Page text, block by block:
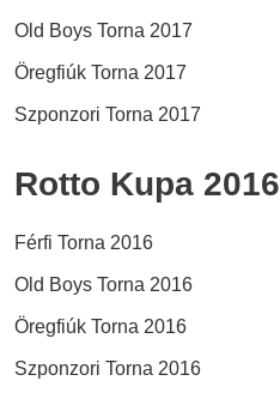
Old Boys Torna 2017
Öregfiúk Torna 2017
Szponzori Torna 2017
Rotto Kupa 2016
Férfi Torna 2016
Old Boys Torna 2016
Öregfiúk Torna 2016
Szponzori Torna 2016